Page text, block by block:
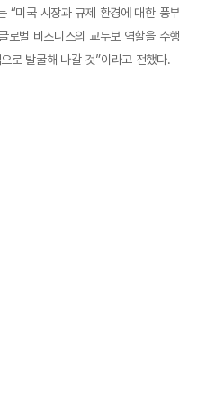
미국 시장과 규제 환경에 대한 풍부
로벌 비즈니스의 교두보 역할을 수행
로 발굴해 나갈 것”이라고 전했다.